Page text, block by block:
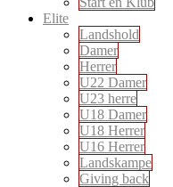
Elite
Landshold
Damer
Herrer
U22 Damer
U23 herre
U18 Damer
U18 Herrer
U16 Herrer
Landskampe
Giving back